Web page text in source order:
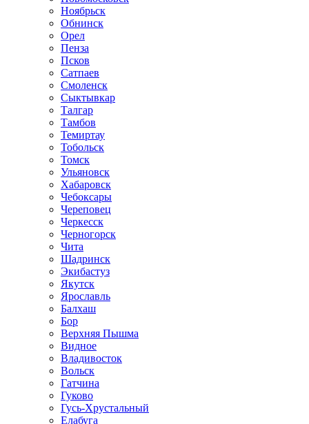
Ноябрьск
Обнинск
Орел
Пенза
Псков
Сатпаев
Смоленск
Сыктывкар
Талгар
Тамбов
Темиртау
Тобольск
Томск
Ульяновск
Хабаровск
Чебоксары
Череповец
Черкесск
Черногорск
Чита
Шадринск
Экибастуз
Якутск
Ярославль
Балхаш
Бор
Верхняя Пышма
Видное
Владивосток
Вольск
Гатчина
Гуково
Гусь-Хрустальный
Елабуга